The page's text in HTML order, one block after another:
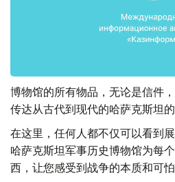
博物馆的所有物品，无论是信件
传达从古代到现代的哈萨克斯坦的
在这里，任何人都不仅可以看到
哈萨克斯坦军事历史博物馆为每
西，让您感受到战争的本质和可怕